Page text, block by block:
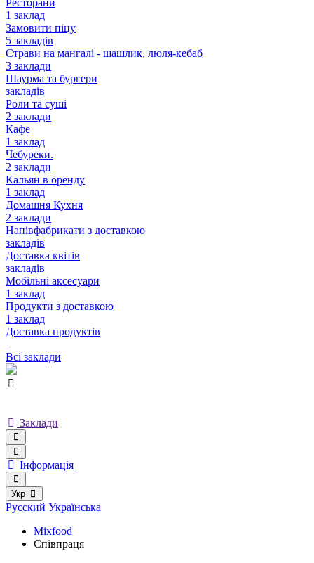
Ресторани
1 заклад
Замовити піцу
5 закладів
Страви на мангалі - шашлик, люля-кебаб
3 заклади
Шаурма та бургери
закладів
Роли та суші
2 заклади
Кафе
1 заклад
Чебуреки.
2 заклади
Кальян в оренду
1 заклад
Домашня Кухня
2 заклади
Напівфабрикати з доставкою
закладів
Доставка квітів
закладів
Мобільні аксесуари
1 заклад
Продукти з доставкою
1 заклад
Доставка продуктів
Всі заклади
Заклади
Інформація
Укр
Русский Українська
Mixfood
Співпраця